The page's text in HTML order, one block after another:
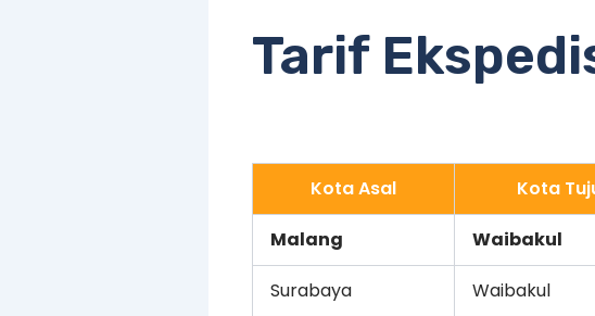
Tarif
Kota Asal Kota
Malang Waibakul
Surabaya Waibakul